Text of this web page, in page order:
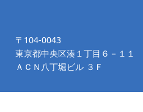
〒104-0043
東京都中央区湊１丁目６－１１
ＡＣＮ八丁堀ビル ３Ｆ